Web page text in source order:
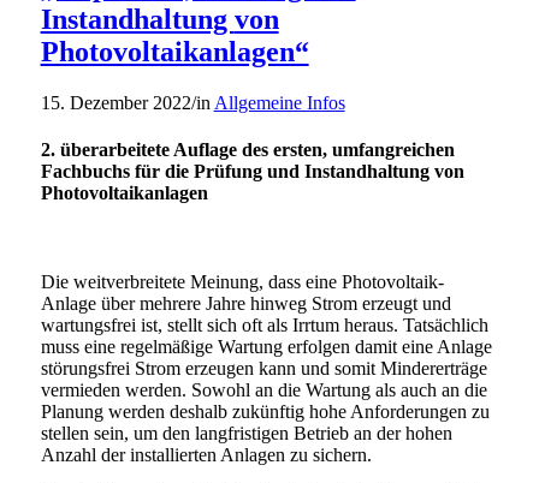
Instandhaltung von
Photovoltaikanlagen“
15. Dezember 2022/in Allgemeine Infos
2. überarbeitete Auflage des ersten, umfangreichen
Fachbuchs für die Prüfung und Instandhaltung von
Photovoltaikanlagen
Die weitverbreitete Meinung, dass eine Photovoltaik-
Anlage über mehrere Jahre hinweg Strom erzeugt und
wartungsfrei ist, stellt sich oft als Irrtum heraus. Tatsächlich
muss eine regelmäßige Wartung erfolgen damit eine Anlage
störungsfrei Strom erzeugen kann und somit Mindererträge
vermieden werden. Sowohl an die Wartung als auch an die
Planung werden deshalb zukünftig hohe Anforderungen zu
stellen sein, um den langfristigen Betrieb an der hohen
Anzahl der installierten Anlagen zu sichern.